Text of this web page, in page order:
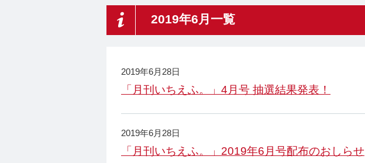
2019年6月一覧
2019年6月28日
「月刊いちえふ。」4月号 抽選結果発表！
2019年6月28日
「月刊いちえふ。」2019年6月号配布のおしらせ